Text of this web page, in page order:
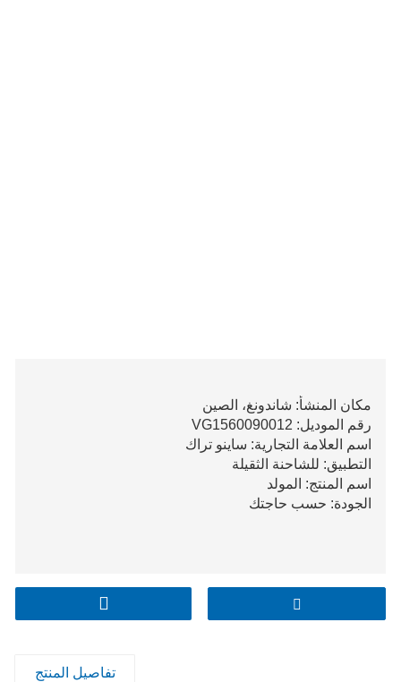
مكان المنشأ: شاندونغ، الصين
رقم الموديل: VG1560090012
اسم العلامة التجارية: ساينو تراك
التطبيق: للشاحنة الثقيلة
اسم المنتج: المولد
الجودة: حسب حاجتك
تفاصيل المنتج